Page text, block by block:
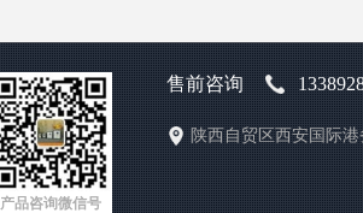
产品咨询微信号
售前咨询
陕西自贸区西安国际